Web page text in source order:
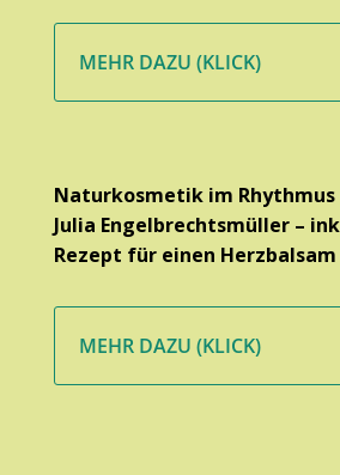
MEHR DAZU (KLICK)
Naturkosmetik im
Julia Engelbrechtsmüller –
Rezept für einen Herzbalsam
MEHR DAZU (KLICK)